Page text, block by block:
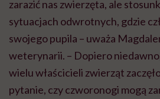
zarazić nas zwierzęta, ale
sytuacjach odwrotnych, gdzie
swojego pupila – uważa
weterynarii. – Dopiero
wielu właścicieli zwierząt
pytanie, czy czworonogi mogą